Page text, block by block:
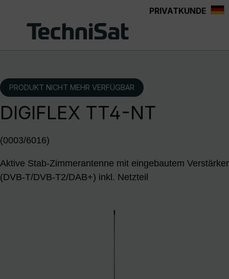
PRIVATKUNDE
PRODUKT NICHT MEHR VERFÜGBAR
DIGIFLEX TT4-NT
(0003/6016)
Aktive Stab-Zimmerantenne mit eingebautem Verstärker
(DVB-T/DVB-T2/DAB+) inkl. Netzteil